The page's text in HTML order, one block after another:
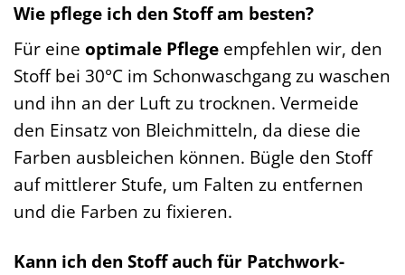
Wie pflege ich den Stoff am besten?
Für eine optimale Pflege empfehlen wir, den
Stoff bei 30°C im Schonwaschgang zu waschen
und ihn an der Luft zu trocknen. Vermeide
den Einsatz von Bleichmitteln, da diese die
Farben ausbleichen können. Bügle den Stoff
auf mittlerer Stufe, um Falten zu entfernen
und die Farben zu fixieren.
Kann ich den Stoff auch für Patchwork-